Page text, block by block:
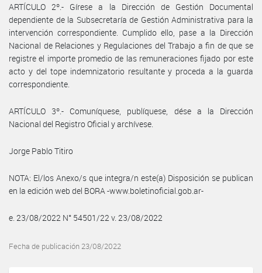
ARTÍCULO 2º.- Gírese a la Dirección de Gestión Documental
dependiente de la Subsecretaría de Gestión Administrativa para la
intervención correspondiente. Cumplido ello, pase a la Dirección
Nacional de Relaciones y Regulaciones del Trabajo a fin de que se
registre el importe promedio de las remuneraciones fijado por este
acto y del tope indemnizatorio resultante y proceda a la guarda
correspondiente.
ARTÍCULO 3º.- Comuníquese, publíquese, dése a la Dirección
Nacional del Registro Oficial y archívese.
Jorge Pablo Titiro
NOTA: El/los Anexo/s que integra/n este(a) Disposición se publican
en la edición web del BORA -www.boletinoficial.gob.ar-
e. 23/08/2022 N° 54501/22 v. 23/08/2022
Fecha de publicación 23/08/2022